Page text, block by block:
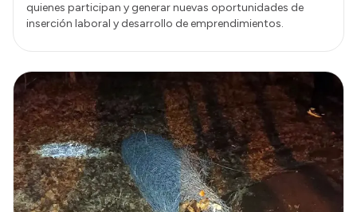
quienes participan y generar nuevas oportunidades de
inserción laboral y desarrollo de emprendimientos.